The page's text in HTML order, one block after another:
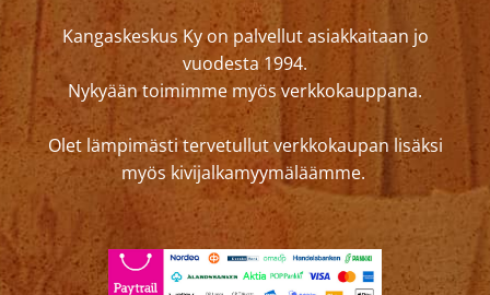
Kangaskeskus Ky on palvellut asiakkaitaan jo
vuodesta 1994.
Nykyään toimimme myös verkkokauppana.
Olet lämpimästi tervetullut verkkokaupan lisäksi
myös kivijalkamyymäläämme.